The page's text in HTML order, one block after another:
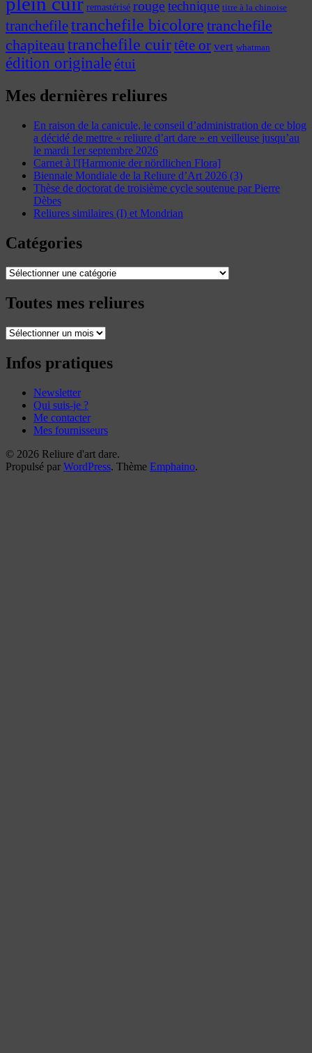
remastérisé rougetechnique titre à la chinoise
tranchefiletranchefile bicolore tranchefile
chapiteautranchefile cuirtête or vert whatman
édition originaleétui
Mes dernières reliures
En raison de la canicule, le conseil d’administration de ce blog
a décidé de mettre « reliure d’art dare » en veilleuse jusqu’au
le mardi 1er septembre 2026
Carnet à l'[Harmonie der nördlichen Flora]
Biennale Mondiale de la Reliure d’Art 2026 (3)
Thèse de doctorat de troisième cycle soutenue par Pierre
Dèbes
Reliures similaires (I) et Mondrian
Catégories
Catégories
Toutes mes reliures
Toutes
reliures
Infos pratiques
Newsletter
Qui suis-je ?
Me contacter
Mes fournisseurs
© 2026 Reliure d'art dare.
Propulsé par WordPress. Thème Emphaino.